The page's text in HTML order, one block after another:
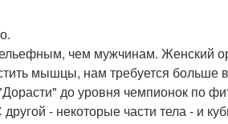
чем мужчинам. Женский
мышцы, нам требуется
до уровня чемпионок по
- некоторые части тела - и